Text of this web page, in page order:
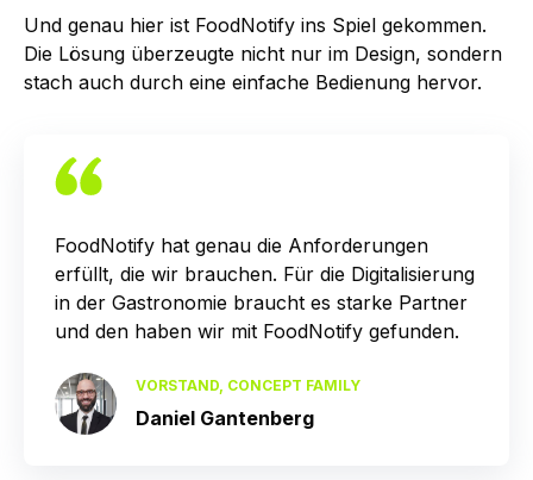
Und genau hier ist FoodNotify ins Spiel gekommen.
Die Lösung überzeugte nicht nur im Design, sondern
stach auch durch eine einfache Bedienung hervor.
FoodNotify hat genau die Anforderungen
erfüllt, die wir brauchen. Für die Digitalisierung
in der Gastronomie braucht es starke Partner
und den haben wir mit FoodNotify gefunden.
VORSTAND, CONCEPT FAMILY
Daniel Gantenberg